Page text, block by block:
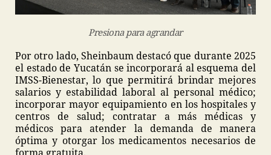
Presiona para agrandar
Por otro lado, Sheinbaum destacó que durante 2025
el estado de Yucatán se incorporará al esquema del
IMSS-Bienestar, lo que permitirá brindar mejores
salarios y estabilidad laboral al personal médico;
incorporar mayor equipamiento en los hospitales y
centros de salud; contratar a más médicas y
médicos para atender la demanda de manera
óptima y otorgar los medicamentos necesarios de